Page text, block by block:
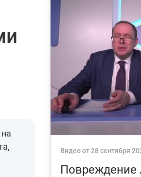
Видео от 28 сентября
Повреждение